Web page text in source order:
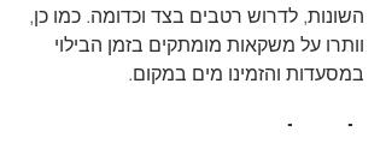
השונות, לדרוש רטבים בצד וכדומה. כמו כן,
וותרו על משקאות מומתקים בזמן הבילוי
במסעדות והזמינו מים במקום.
לאכול הרבה ירקות